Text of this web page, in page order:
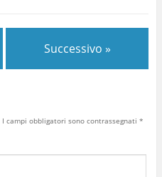
Successivo »
I campi obbligatori sono contrassegnati *